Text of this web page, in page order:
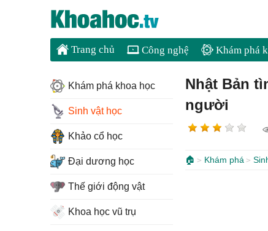
Trang chủ Công nghệ Khám phá
Nhật Bản
người
🏠 Khám phá
Khám phá khoa học
Sinh vật học
Khảo cổ học
Đại dương học
Thế giới động vật
Khoa học vũ trụ